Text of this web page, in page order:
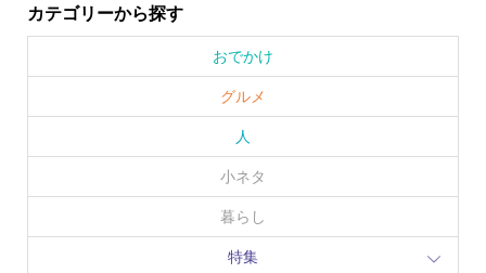
カテゴリーから探す
おでかけ
グルメ
人
小ネタ
暮らし
特集